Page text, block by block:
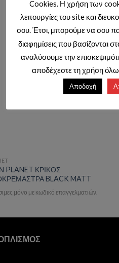
Add to
PLANET ΚΡΙΚΟΣ
BLACK MATT
μόνο με κωδικό επαγγελματιών.
Cookies. Η χρήση των
λειτουργίες του site και
σου. Έτσι, μπορούμε να σου
διαφημίσεις που βασίζονται
αναλύσουμε την
αποδέχεστε τη χρήση
Αποδοχή